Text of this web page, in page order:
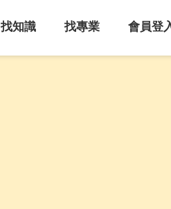
找知識 找專業 會員登